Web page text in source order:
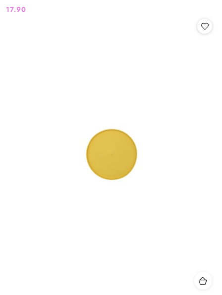
Cena:
17.90